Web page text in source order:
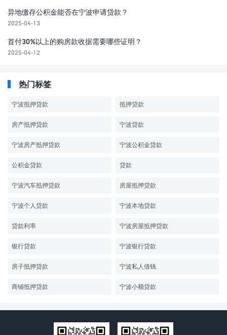
异地缴存公积金能否在宁波申请贷款？
2025-04-13
首付30%以上的购房款收据需要哪些证明？
2025-04-12
热门标签
宁波抵押贷款 抵押贷款
房产抵押贷款 宁波贷款
宁波房产抵押贷款 宁波公积金贷款
公积金贷款 贷款
宁波汽车抵押贷款 房屋抵押贷款
宁波个人贷款 宁波本地贷款
贷款利率 宁波房屋抵押贷款
银行贷款 宁波银行贷款
房子抵押贷款 宁波私人借钱
商铺抵押贷款 宁波小额贷款